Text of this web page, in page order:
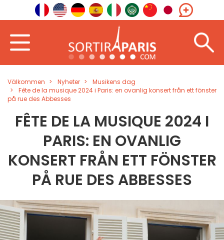
Välkommen Nyheter
Musikens dag
Fête de la musique 2024 i Paris: en ovanlig konsert från ett fönster
på rue des Abbesses
FÊTE DE LA MUSIQUE 2024 I
PARIS: EN OVANLIG
KONSERT FRÅN ETT FÖNSTER
PÅ RUE DES ABBESSES